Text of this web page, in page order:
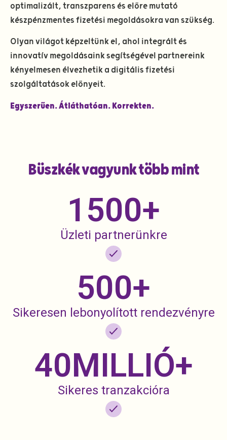
optimalizált, transzparens és előre mutató
készpénzmentes fizetési megoldásokra van szükség.
Olyan világot képzeltünk el, ahol integrált és
innovatív megoldásaink segítségével partnereink
kényelmesen élvezhetik a digitális fizetési
szolgáltatások előnyeit.​
Egyszerűen. Átláthatóan. Korrekten.
Büszkék vagyunk több mint
Üzleti partnerünkre
1500+
Sikeresen lebonyolított rendezvényre
500+
Sikeres tranzakcióra
40MILLIÓ+